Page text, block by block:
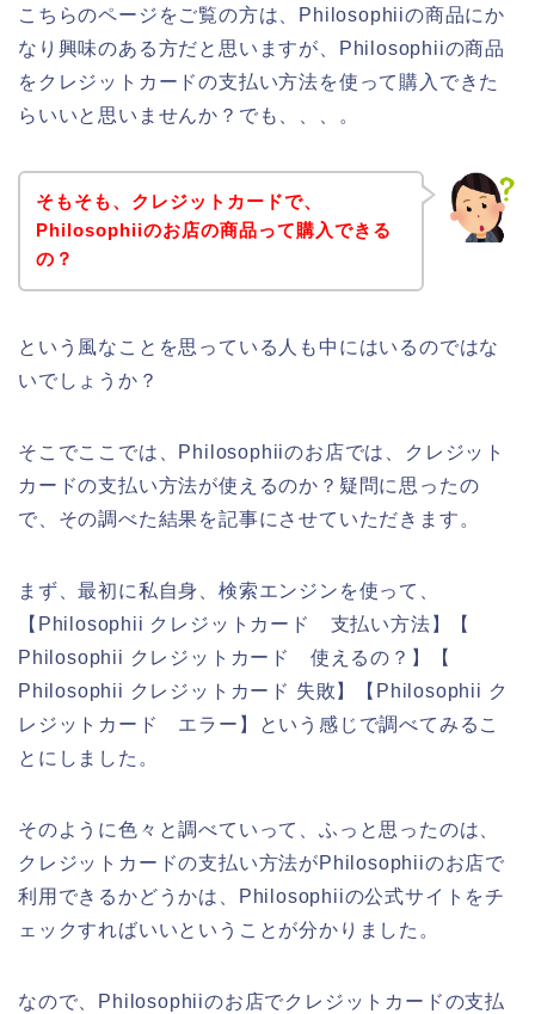
こちらのページをご覧の方は、Philosophiiの商品にか
なり興味のある方だと思いますが、Philosophiiの商品
をクレジットカードの支払い方法を使って購入できた
らいいと思いませんか？でも、、、。
そもそも、クレジットカードで、
Philosophiiのお店の商品って購入できる
の？
という風なことを思っている人も中にはいるのではな
いでしょうか？
そこでここでは、Philosophiiのお店では、クレジット
カードの支払い方法が使えるのか？疑問に思ったの
で、その調べた結果を記事にさせていただきます。
まず、最初に私自身、検索エンジンを使って、
【Philosophii クレジットカード 支払い方法】【
Philosophii クレジットカード 使えるの？】【
Philosophii クレジットカード 失敗】【Philosophii ク
レジットカード エラー】という感じで調べてみるこ
とにしました。
そのように色々と調べていって、ふっと思ったのは、
クレジットカードの支払い方法がPhilosophiiのお店で
利用できるかどうかは、Philosophiiの公式サイトをチ
ェックすればいいということが分かりました。
なので、Philosophiiのお店でクレジットカードの支払